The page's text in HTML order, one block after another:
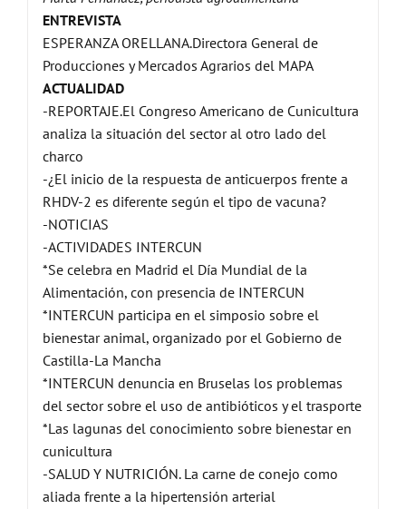
ENTREVISTA
ESPERANZA ORELLANA.Directora General de
Producciones y Mercados Agrarios del MAPA
ACTUALIDAD
-REPORTAJE.El Congreso Americano de Cunicultura
analiza la situación del sector al otro lado del
charco
-¿El inicio de la respuesta de anticuerpos frente a
RHDV-2 es diferente según el tipo de vacuna?
-NOTICIAS
-ACTIVIDADES INTERCUN
*Se celebra en Madrid el Día Mundial de la
Alimentación, con presencia de INTERCUN
*INTERCUN participa en el simposio sobre el
bienestar animal, organizado por el Gobierno de
Castilla-La Mancha
*INTERCUN denuncia en Bruselas los problemas
del sector sobre el uso de antibióticos y el trasporte
*Las lagunas del conocimiento sobre bienestar en
cunicultura
-SALUD Y NUTRICIÓN. La carne de conejo como
aliada frente a la hipertensión arterial